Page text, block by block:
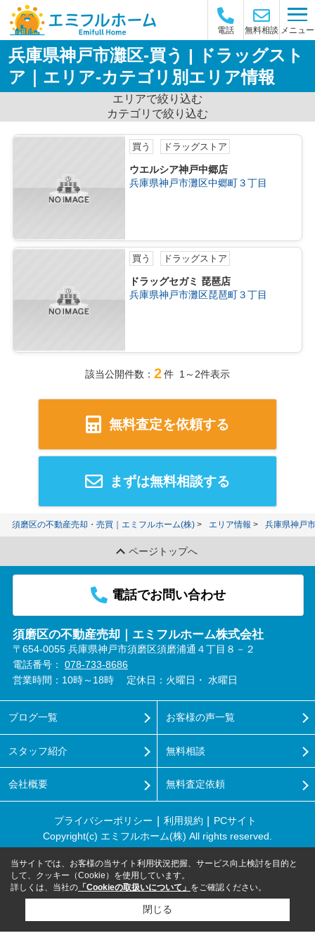
電話 無料相談 メニュー
兵庫県神戸市灘区-買う | ドラッグスト
ア｜エリア-カテゴリ別エリア情報
エリアで絞り込む
カテゴリで絞り込む
買う ドラッグストア
ウエルシア神戸中郷店
兵庫県神戸市灘区中郷町３丁目
買う ドラッグストア
ドラッグセガミ 琵琶店
兵庫県神戸市灘区琵琶町３丁目
該当公開件数： 2件 1～2件表示
無料査定を依頼する
まずは無料相談する
須磨区の不動産売却・売買｜エミフルホーム(株) エリア情報 兵庫県神戸
ページトップへ
電話でお問い合わせ
須磨区の不動産売却｜エミフルホーム株式会社
〒654-0055 兵庫県神戸市須磨区須磨浦通４丁目８－２
電話番号： 078-733-8686
営業時間：10時～18時
定休日：火曜日・ 水曜日
ブログ一覧
スタッフ紹介
会社概要
お客様の声一覧
無料相談
無料査定依頼
プライバシーポリシー 利用規約
PCサイト
Copyright(c) エミフルホーム(株) All rights reserved.
当サイトでは、お客様の当サイト利用状況把握、サービス向上検討を目的と
して、クッキー（Cookie）を使用しています。
詳しくは、当社の 「Cookieの取扱いについて」 をご確認ください。
閉じる